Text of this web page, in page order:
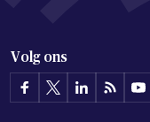
Volg ons